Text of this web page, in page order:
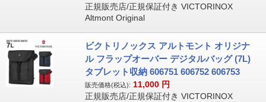
正規販売店/正規保証付き VICTORINOX
Altmont Original
ビクトリノックス アルトモント オリジナ
ル フラップオーバー デジタルバッグ (7L)
タブレット収納 606751 606752 606753
販売価格(税込): 11,000 円
正規販売店/正規保証付き VICTORINOX